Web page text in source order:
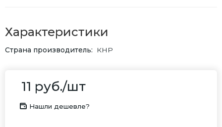
Характеристики
Страна производитель КНР
11 руб./шт
Нашли дешевле?